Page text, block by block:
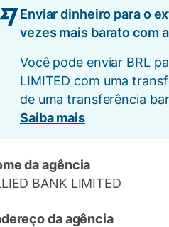
Enviar dinheiro para o
vezes mais barato com
Você pode enviar BRL
LIMITED com uma
de uma transferência
Saiba mais
da agência
BANK LIMITED
da agência